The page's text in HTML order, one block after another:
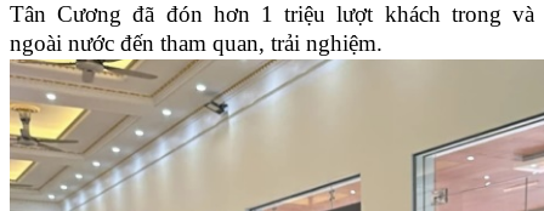
Tân Cương đã đón hơn 1 triệu lượt khách trong và
ngoài nước đến tham quan, trải nghiệm.